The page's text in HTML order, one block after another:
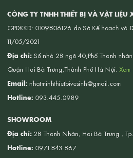
CÔNG TY TNHH THIẾT BỊ VÀ VẬT
GPĐKKD: 0109806126 do Sở Kế hoạch và
11/05/2021
Địa chỉ: Số nhà 28 ngõ 40,Phố Thanh
Quận Hai Bà Trưng,Thành Phố Hà Nội.
Email: nhatminhthietbivesinh@gmail.com
Hotline: 093.445.0989
SHOWROOM
Địa chỉ: 28 Thanh Nhàn, Hai Bà Trưng ,
Hotline: 0971.843.867